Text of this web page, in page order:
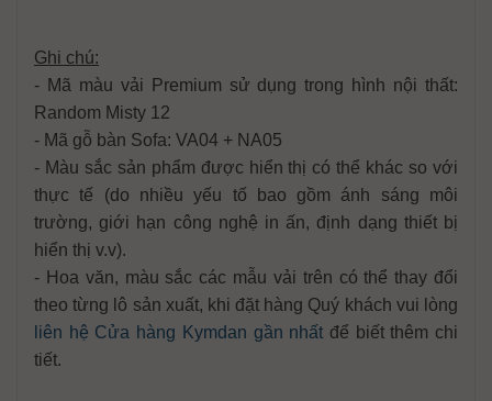
Ghi chú:
- Mã màu vải Premium sử dụng trong hình nội thất:
Random Misty 12
- Mã gỗ bàn Sofa: VA04 + NA05
- Màu sắc sản phẩm được hiển thị có thể khác so với
thực tế (do nhiều yếu tố bao gồm ánh sáng môi
trường, giới hạn công nghệ in ấn, định dạng thiết bị
hiển thị v.v).
- Hoa văn, màu sắc các mẫu vải trên có thể thay đổi
theo từng lô sản xuất, khi đặt hàng Quý khách vui lòng
liên hệ Cửa hàng Kymdan gần nhất để biết thêm chi
tiết.